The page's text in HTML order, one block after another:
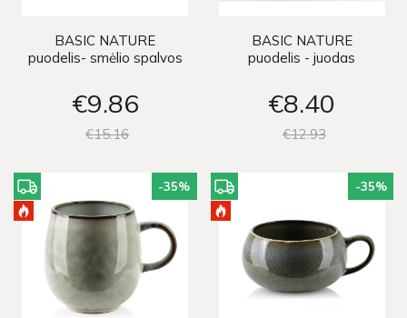
BASIC NATURE
puodelis- smėlio spalvos
€9 86
€1516
BASIC NATURE
puodelis - juodas
€8 40
€1293
-35% -35%